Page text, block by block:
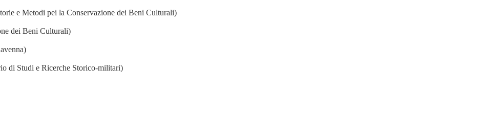
e Metodi pei la Conservazione dei Beni Culturali)
dei Beni Culturali)
di Studi e Ricerche Storico-militari)